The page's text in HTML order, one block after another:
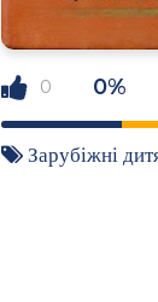
0 0%
Зарубіжні